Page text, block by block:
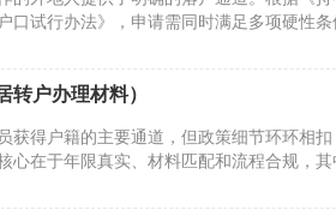
口试行办法》，申请需同时满足多项硬性
转户办理材料）
获得户籍的主要通道，但政策细节环环相
心在于年限真实、材料匹配和流程合规，